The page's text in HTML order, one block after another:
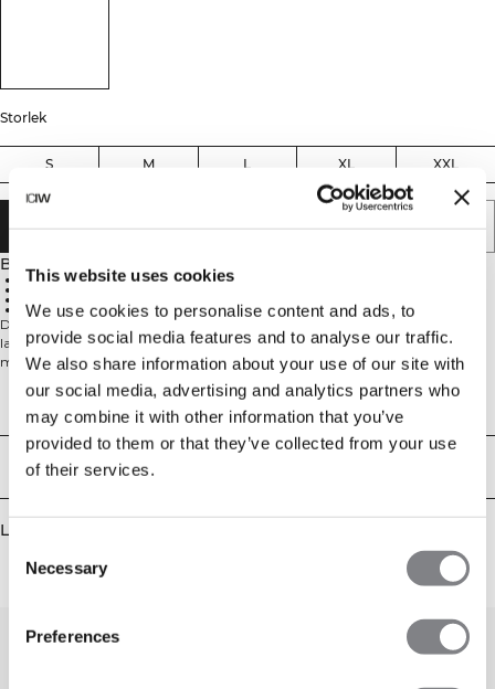
This website uses cookies
We use cookies to personalise content and ads, to
provide social media features and to analyse our traffic.
We also share information about your use of our site with
our social media, advertising and analytics partners who
may combine it with other information that you’ve
provided to them or that they’ve collected from your use
of their services.
Selection
Necessary
Preferences
Storlek
S M L XL XXL
LÄGG I VARUKORGEN
Beskrivning
91% Polyester, 9% Elastan
Fickor med dragkedja
Del av vår Essentials-kollektion, denna fleece-träningsjacka är designad för
lager på lager och utomhusaktiviteter. Med hel dragkedja fram, handfickor
med dragkedjor och en atletisk passform erbjuder den värme utan att
begränsa rörligheten. Tillverkad i en isolerad polyester-spandex-blandning är
det ett mångsidigt plagg för kallare träningspass eller vardagligt aktivt bruk.
Tekniska aspekter
Leverans & returer
Liknande produkter
/